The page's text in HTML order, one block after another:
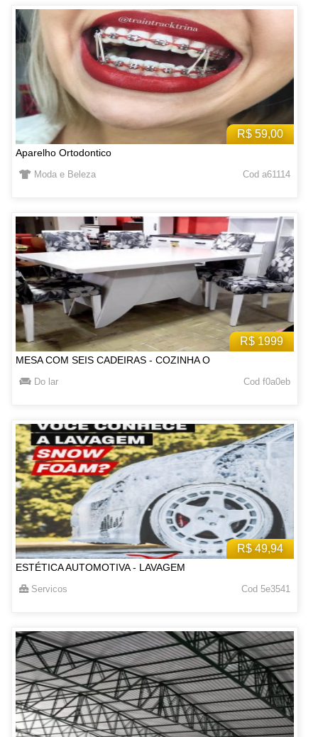
R$ 59,00
Aparelho Ortodontico
Moda e Beleza Cod a61114
R$ 1999
MESA COM SEIS CADEIRAS - COZINHA O
Do lar Cod f0a0eb
R$ 49,94
ESTÉTICA AUTOMOTIVA - LAVAGEM
Servicos Cod 5e3541